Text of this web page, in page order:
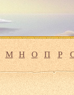
М Н О П Р